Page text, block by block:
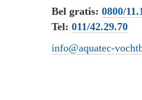
Bel gratis: 0800/
Tel: 011/42.29.70
info@aquatec-